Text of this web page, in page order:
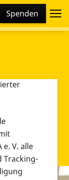
Spenden
und
und
e. V. alle
Tracking-